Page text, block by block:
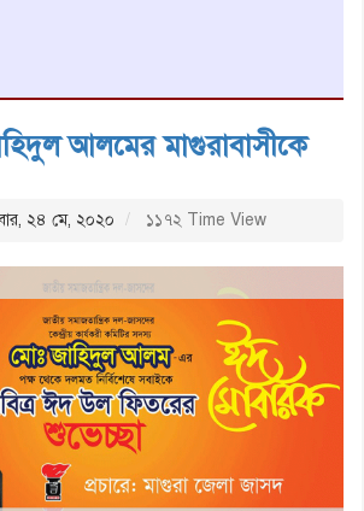
আলমের মাগুরাবাসীকে
২৪ মে, ২০২০ ১১৭২ Time View